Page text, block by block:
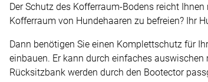
Der Schutz des Kofferraum-Bodens reicht
Kofferraum von Hundehaaren zu befreien? Ihr
Dann benötigen Sie einen Komplettschutz für
einbauen. Er kann durch einfaches auswischen
Rücksitzbank werden durch den Bootector